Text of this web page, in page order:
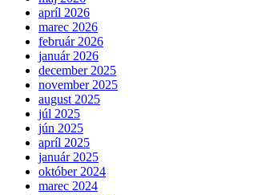
apríl 2026
marec 2026
február 2026
január 2026
december 2025
november 2025
august 2025
júl 2025
jún 2025
apríl 2025
január 2025
október 2024
marec 2024